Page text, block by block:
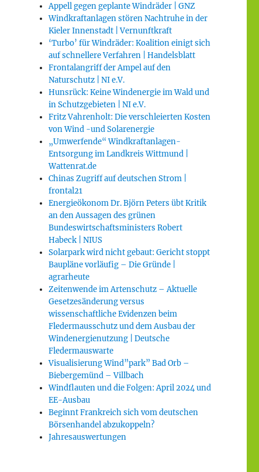
Appell gegen geplante Windräder | GNZ
Windkraftanlagen stören Nachtruhe in der
Kieler Innenstadt | Vernunftkraft
‘Turbo’ für Windräder: Koalition einigt sich
auf schnellere Verfahren | Handelsblatt
Frontalangriff der Ampel auf den
Naturschutz | NI e.V.
Hunsrück: Keine Windenergie im Wald und
in Schutzgebieten | NI e.V.
Fritz Vahrenholt: Die verschleierten Kosten
von Wind -und Solarenergie
„Umwerfende“ Windkraftanlagen-
Entsorgung im Landkreis Wittmund |
Wattenrat.de
Chinas Zugriff auf deutschen Strom |
frontal21
Energieökonom Dr. Björn Peters übt Kritik
an den Aussagen des grünen
Bundeswirtschaftsministers Robert
Habeck | NIUS
Solarpark wird nicht gebaut: Gericht stoppt
Baupläne vorläufig – Die Gründe |
agrarheute
Zeitenwende im Artenschutz – Aktuelle
Gesetzesänderung versus
wissenschaftliche Evidenzen beim
Fledermausschutz und dem Ausbau der
Windenergienutzung | Deutsche
Fledermauswarte
Visualisierung Wind”park” Bad Orb –
Biebergemünd – Villbach
Windflauten und die Folgen: April 2024 und
EE-Ausbau
Beginnt Frankreich sich vom deutschen
Börsenhandel abzukoppeln?
Jahresauswertungen